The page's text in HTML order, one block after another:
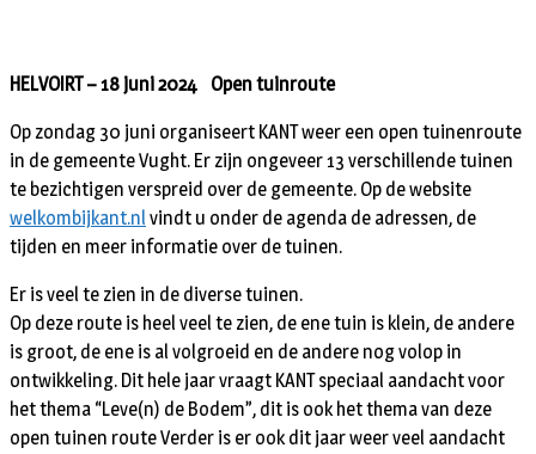
HELVOIRT – 18 juni 2024 Open tuinroute
Op zondag 30 juni organiseert KANT weer een open tuinenroute
in de gemeente Vught. Er zijn ongeveer 13 verschillende tuinen
te bezichtigen verspreid over de gemeente. Op de website
welkombijkant.nl vindt u onder de agenda de adressen, de
tijden en meer informatie over de tuinen.
Er is veel te zien in de diverse tuinen.
Op deze route is heel veel te zien, de ene tuin is klein, de andere
is groot, de ene is al volgroeid en de andere nog volop in
ontwikkeling. Dit hele jaar vraagt KANT speciaal aandacht voor
het thema “Leve(n) de Bodem”, dit is ook het thema van deze
open tuinen route Verder is er ook dit jaar weer veel aandacht